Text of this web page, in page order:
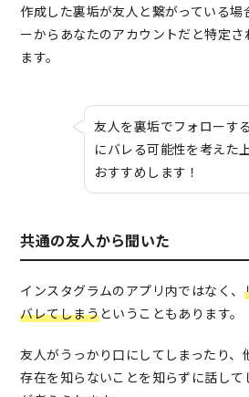
作成した裏垢が友人と繋がっている
ーからあなたのアカウントだと特定さ
ます。
友人を裏垢でフォローす
にバレる可能性を考えた
おすすめします！
共通の友人から聞いた
インスタグラムのアプリ内ではなく、
バレてしまうということもあります。
友人がうっかり口にしてしまったり、
存在を知らないことを知らずに話して